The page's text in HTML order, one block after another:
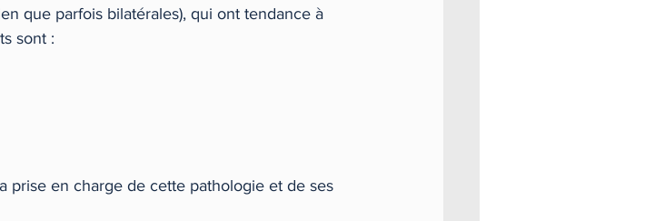
que parfois bilatérales), qui ont tendance à
sont :
prise en charge de cette pathologie et de ses